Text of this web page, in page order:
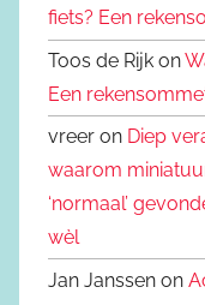
fiets? Een
Toos de Rijk on
Een
vreer on Diep
waarom
‘normaal’
wèl
Jan Janssen on